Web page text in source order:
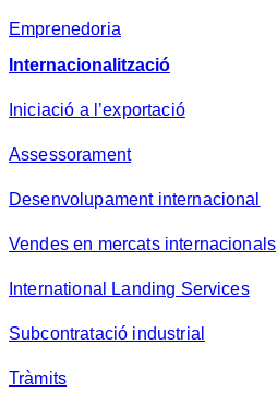
Emprenedoria
Internacionalització
Iniciació a l’exportació
Assessorament
Desenvolupament internacional
Vendes en mercats internacionals
International Landing Services
Subcontratació industrial
Tràmits